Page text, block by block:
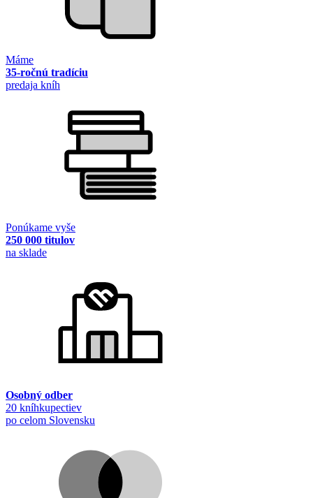
Máme
35-ročnú tradíciu
predaja kníh
Ponúkame vyše
250 000 titulov
na sklade
Osobný odber
20 kníhkupectiev
po celom Slovensku